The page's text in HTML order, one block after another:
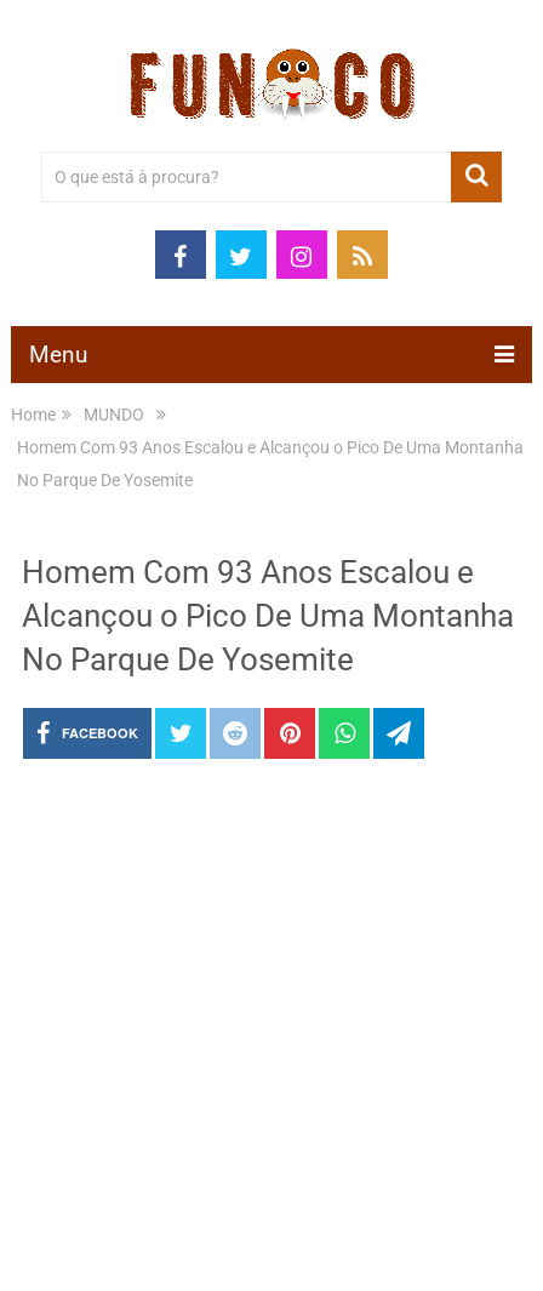
Menu
Home
MUNDO
Homem Com 93 Anos Escalou e Alcançou o Pico De Uma Montanha
No Parque De Yosemite
Homem Com 93 Anos Escalou e
Alcançou o Pico De Uma Montanha
No Parque De Yosemite
FACEBOOK